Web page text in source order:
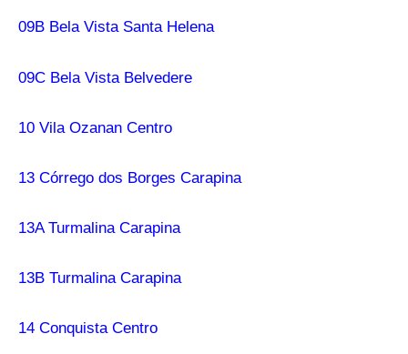
09B Bela Vista Santa Helena
09C Bela Vista Belvedere
10 Vila Ozanan Centro
13 Córrego dos Borges Carapina
13A Turmalina Carapina
13B Turmalina Carapina
14 Conquista Centro